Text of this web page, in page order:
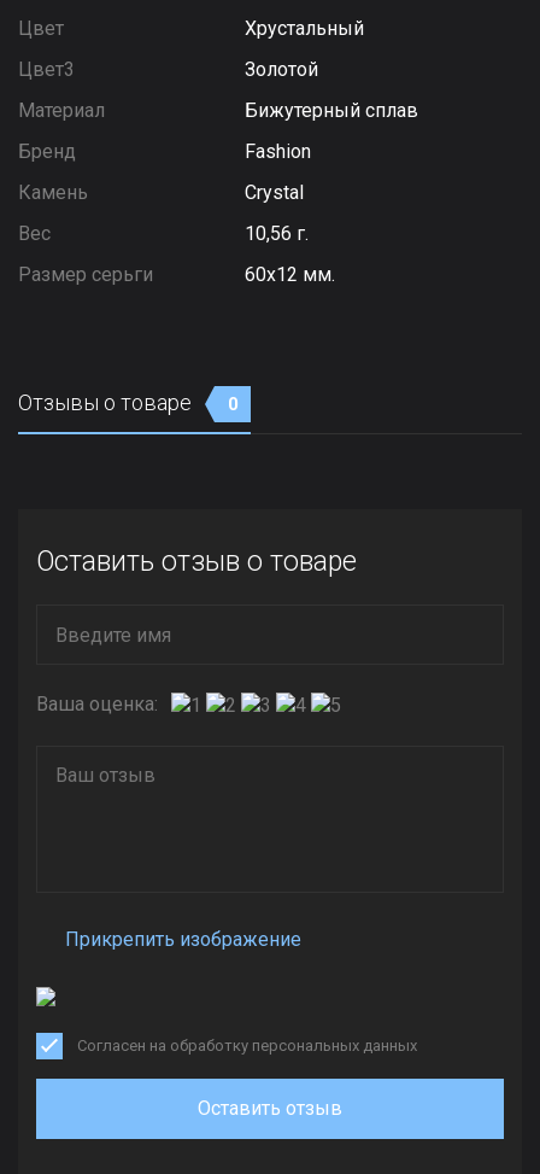
Цвет
Хрустальный
Цвет3
Золотой
Материал
Бижутерный сплав
Бренд
Fashion
Камень
Сrystal
Вес
10,56 г.
Размер серьги
60х12 мм.
Отзывы о товаре 0
Оставить отзыв о товаре
Ваша оценка:
Прикрепить изображение
Согласен на обработку персональных данных
Оставить отзыв